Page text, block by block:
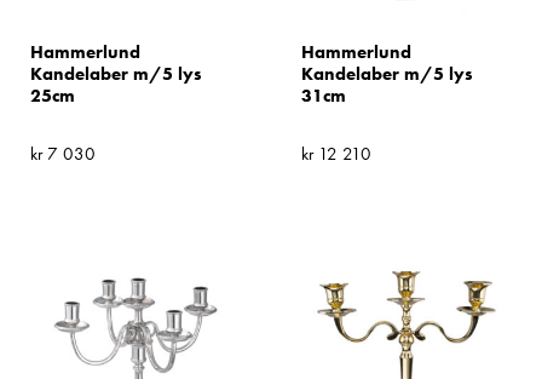
Hammerlund
Kandelaber m/5 lys
25cm
kr7 030
Hammerlund
Kandelaber m/5 lys
31cm
kr12 210